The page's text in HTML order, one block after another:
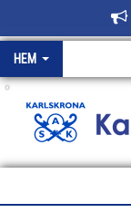
HEM
.